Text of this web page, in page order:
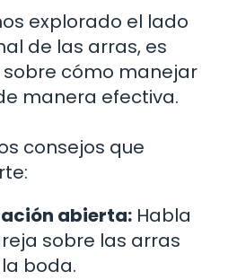
explorado el lado
de las arras, es
cómo manejar
manera efectiva.
consejos que
abierta: Habla
sobre las arras
boda.